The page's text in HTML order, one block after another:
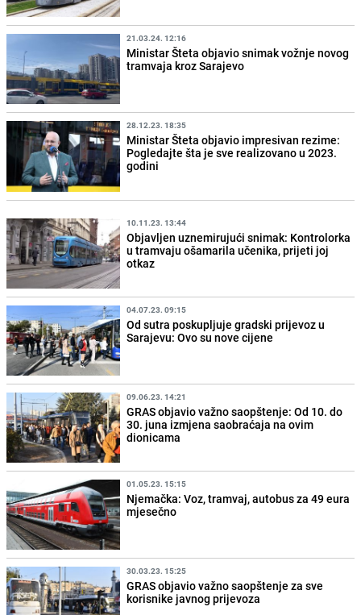
21.03.24. 12:16
Ministar Šteta objavio snimak vožnje novog
tramvaja kroz Sarajevo
28.12.23. 18:35
Ministar Šteta objavio impresivan rezime:
Pogledajte šta je sve realizovano u 2023.
godini
10.11.23. 13:44
Objavljen uznemirujući snimak: Kontrolorka
u tramvaju ošamarila učenika, prijeti joj
otkaz
04.07.23. 09:15
Od sutra poskupljuje gradski prijevoz u
Sarajevu: Ovo su nove cijene
09.06.23. 14:21
GRAS objavio važno saopštenje: Od 10. do
30. juna izmjena saobraćaja na ovim
dionicama
01.05.23. 15:15
Njemačka: Voz, tramvaj, autobus za 49 eura
mjesečno
30.03.23. 15:25
GRAS objavio važno saopštenje za sve
korisnike javnog prijevoza